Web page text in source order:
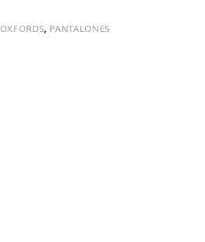
OXFORDS, PANTALONES